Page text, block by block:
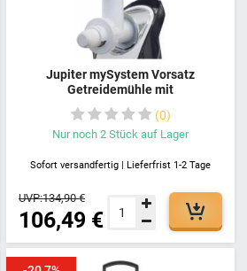
Jupiter mySystem Vorsatz
Getreidemühle mit
Stahlkegelmahlwerk für
Systemantrieb Küchenmaschine,
Weiß, 862750
0
Nur noch 2 Stück auf Lager
Sofort versandfertig | Lieferfrist 1-2 Tage
106,49 €
UVP:134,90 €